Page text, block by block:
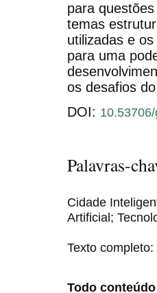
para
temas
utilizadas e
para uma
os desafios
DOI:
Palavras-
Cidade
Artificial;
Texto completo:
Todo